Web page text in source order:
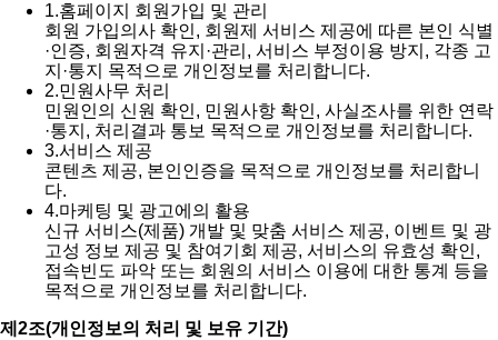
1.홈페이지 회원가입 및 관리
회원 가입의사 확인, 회원제 서비스 제공에 따른 본인 식별
·인증, 회원자격 유지·관리, 서비스 부정이용 방지, 각종 고
지·통지 목적으로 개인정보를 처리합니다.
2.민원사무 처리
민원인의 신원 확인, 민원사항 확인, 사실조사를 위한 연락
·통지, 처리결과 통보 목적으로 개인정보를 처리합니다.
3.서비스 제공
콘텐츠 제공, 본인인증을 목적으로 개인정보를 처리합니
다.
4.마케팅 및 광고에의 활용
신규 서비스(제품) 개발 및 맞춤 서비스 제공, 이벤트 및 광
고성 정보 제공 및 참여기회 제공, 서비스의 유효성 확인,
접속빈도 파악 또는 회원의 서비스 이용에 대한 통계 등을
목적으로 개인정보를 처리합니다.
제2조(개인정보의 처리 및 보유 기간)